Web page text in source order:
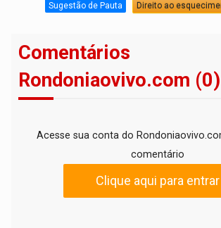
Sugestão de Pauta Direito ao
Comentários
Rondoniaovivo.com (0)
Acesse sua conta do
comentário
Clique aqui para entrar